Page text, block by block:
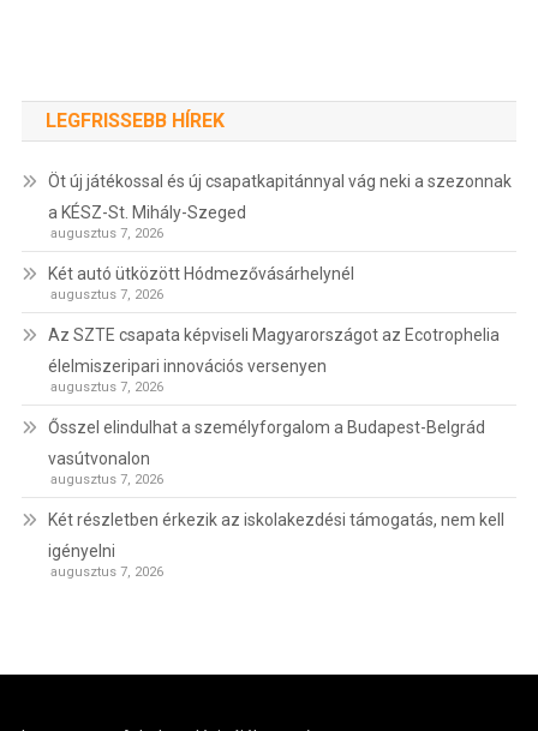
LEGFRISSEBB HÍREK
Öt új játékossal és új csapatkapitánnyal vág neki a szezonnak
a KÉSZ-St. Mihály-Szeged
augusztus 7, 2026
Két autó ütközött Hódmezővásárhelynél
augusztus 7, 2026
Az SZTE csapata képviseli Magyarországot az Ecotrophelia
élelmiszeripari innovációs versenyen
augusztus 7, 2026
Ősszel elindulhat a személyforgalom a Budapest-Belgrád
vasútvonalon
augusztus 7, 2026
Két részletben érkezik az iskolakezdési támogatás, nem kell
igényelni
augusztus 7, 2026